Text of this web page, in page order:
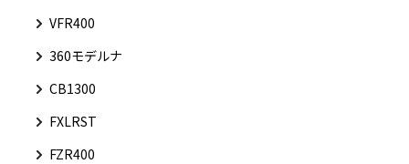
VFR400
360モデルナ
CB1300
FXLRST
FZR400